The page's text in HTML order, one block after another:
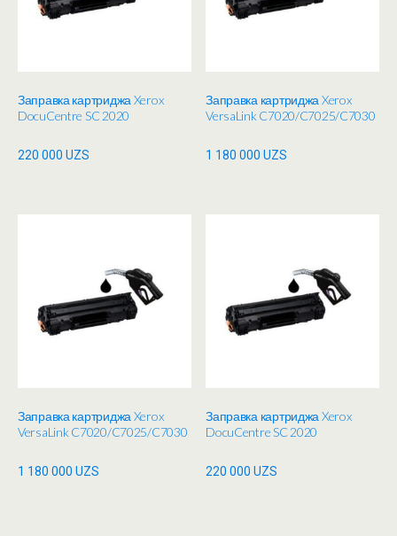
Заправка картриджа Xerox
DocuCentre SC 2020
220 000 UZS
Заправка картриджа Xerox
VersaLink C7020/C7025/C7030
1 180 000UZS
Заправка картриджа Xerox
VersaLink C7020/C7025/C7030
1 180 000 UZS
Заправка картриджа Xerox
DocuCentre SC 2020
220 000UZS